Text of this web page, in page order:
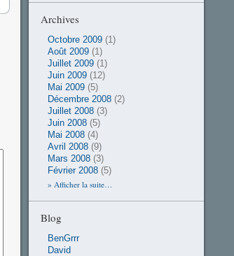
Archives
Octobre 2009 (1)
Août 2009 (1)
Juillet 2009 (1)
Juin 2009 (12)
Mai 2009 (5)
Décembre 2008 (2)
Juillet 2008 (3)
Juin 2008 (5)
Mai 2008 (4)
Avril 2008 (9)
Mars 2008 (3)
Février 2008 (5)
» Afficher la suite…
Blog
BenGrrr
David